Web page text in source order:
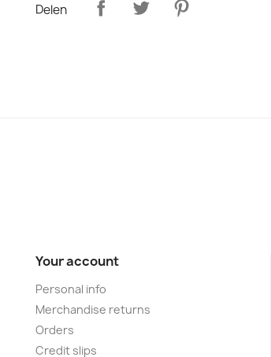
Delen
Your account
Personal info
Merchandise returns
Orders
Credit slips